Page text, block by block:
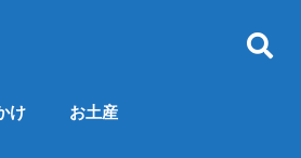
け お土産